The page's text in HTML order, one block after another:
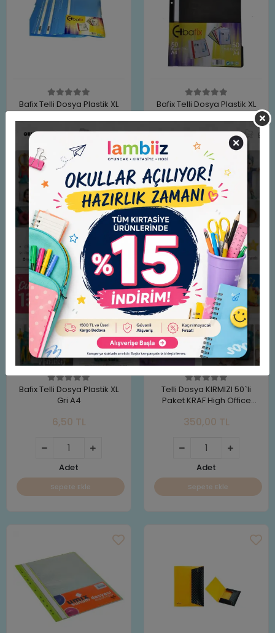
Bafix Telli Dosya Plastik XL
Mavi A4
15,00 TL
Adet
Sepete Ekle
Bafix Telli Dosya Plastik XL
Siyah A4
6,50 TL
Adet
Sepete Ekle
Bafix Telli Dosya Plastik XL
Gri A4
6,50 TL
Adet
Sepete Ekle
Telli Dosya KIRMIZI 50`li
Paket KRAF High Office
350,00 TL
Adet
Sepete Ekle